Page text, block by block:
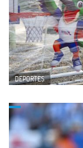
DEPORTES